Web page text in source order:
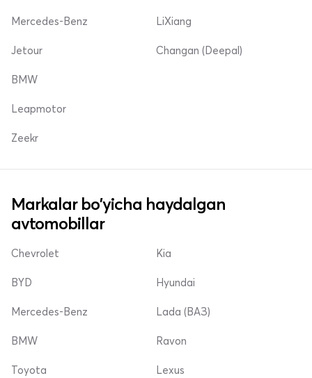
Mercedes-Benz
Jetour
LiXiang
Changan (Deepal)
BMW
Leapmotor
Zeekr
Markalar bo'yicha haydalgan
avtomobillar
Chevrolet
BYD
Mercedes-Benz
Kia
Hyundai
Lada (ВАЗ)
BMW
Toyota
Ravon
Lexus